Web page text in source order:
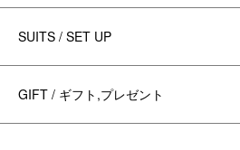
SUITS / SET UP
GIFT / ギフト,プレゼント